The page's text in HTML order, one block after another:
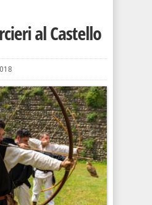
al Castello